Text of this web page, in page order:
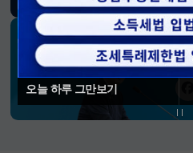
오늘 하루 그만보기
소통하는 경제 리더